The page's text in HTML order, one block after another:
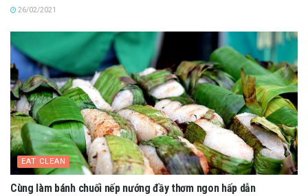
26/02/2021
EAT CLEAN
Cùng làm bánh chuối nếp nướng đầy thơm ngon hấp dẫn